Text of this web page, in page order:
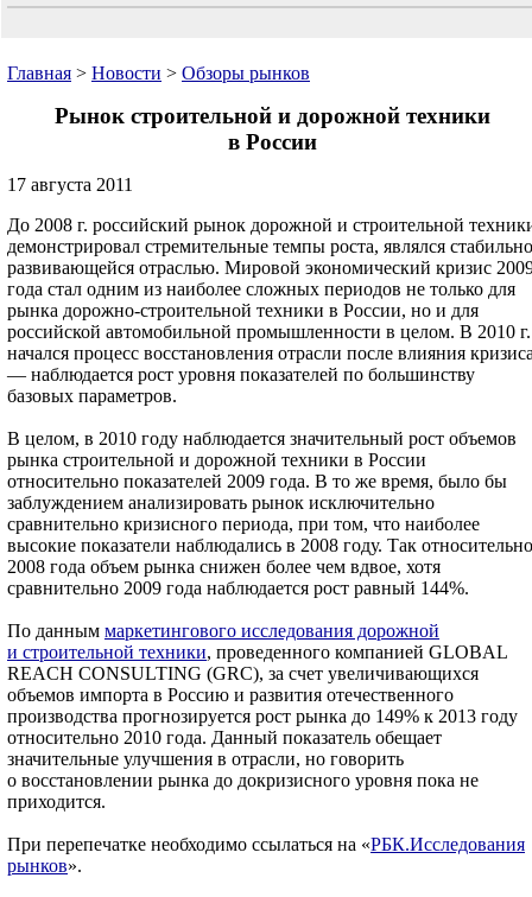
Главная > Новости > Обзоры рынков
Рынок строительной и дорожной техники
в России
17 августа 2011
До 2008 г. российский рынок дорожной и строительной
демонстрировал стремительные темпы роста, являлся стабильно
развивающейся отраслью. Мировой экономический кризис
года стал одним из наиболее сложных периодов не только для
рынка дорожно-строительной техники в России, но и для
российской автомобильной промышленности в целом. В 2010 г.
начался процесс восстановления отрасли после влияния
— наблюдается рост уровня показателей по большинству
базовых параметров.
В целом, в 2010 году наблюдается значительный рост объемов
рынка строительной и дорожной техники в России
относительно показателей 2009 года. В то же время, было бы
заблуждением анализировать рынок исключительно
сравнительно кризисного периода, при том, что наиболее
высокие показатели наблюдались в 2008 году. Так относительно
2008 года объем рынка снижен более чем вдвое, хотя
сравнительно 2009 года наблюдается рост равный 144%.
По данным маркетингового исследования дорожной
и строительной техники, проведенного компанией GLOBAL
REACH CONSULTING (GRC), за счет увеличивающихся
объемов импорта в Россию и развития отечественного
производства прогнозируется рост рынка до 149% к 2013 году
относительно 2010 года. Данный показатель обещает
значительные улучшения в отрасли, но говорить
о восстановлении рынка до докризисного уровня пока не
приходится.
При перепечатке необходимо ссылаться на «РБК.Исследования
рынков».